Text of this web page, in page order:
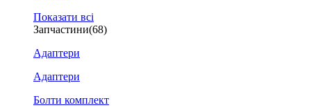
Показати всі
Запчастини(68)
Адаптери
Адаптери
Болти комплект